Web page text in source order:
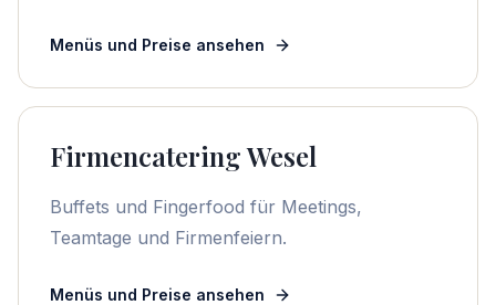
Menüs und Preise ansehen
Firmencatering Wesel
Buffets und Fingerfood für Meetings,
Teamtage und Firmenfeiern.
Menüs und Preise ansehen